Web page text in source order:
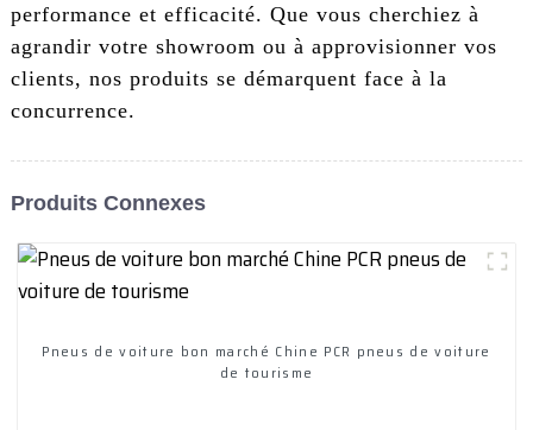
performance et efficacité. Que vous cherchiez à
agrandir votre showroom ou à approvisionner vos
clients, nos produits se démarquent face à la
concurrence.
Produits Connexes
Pneus de voiture bon marché Chine PCR pneus de voiture
de tourisme